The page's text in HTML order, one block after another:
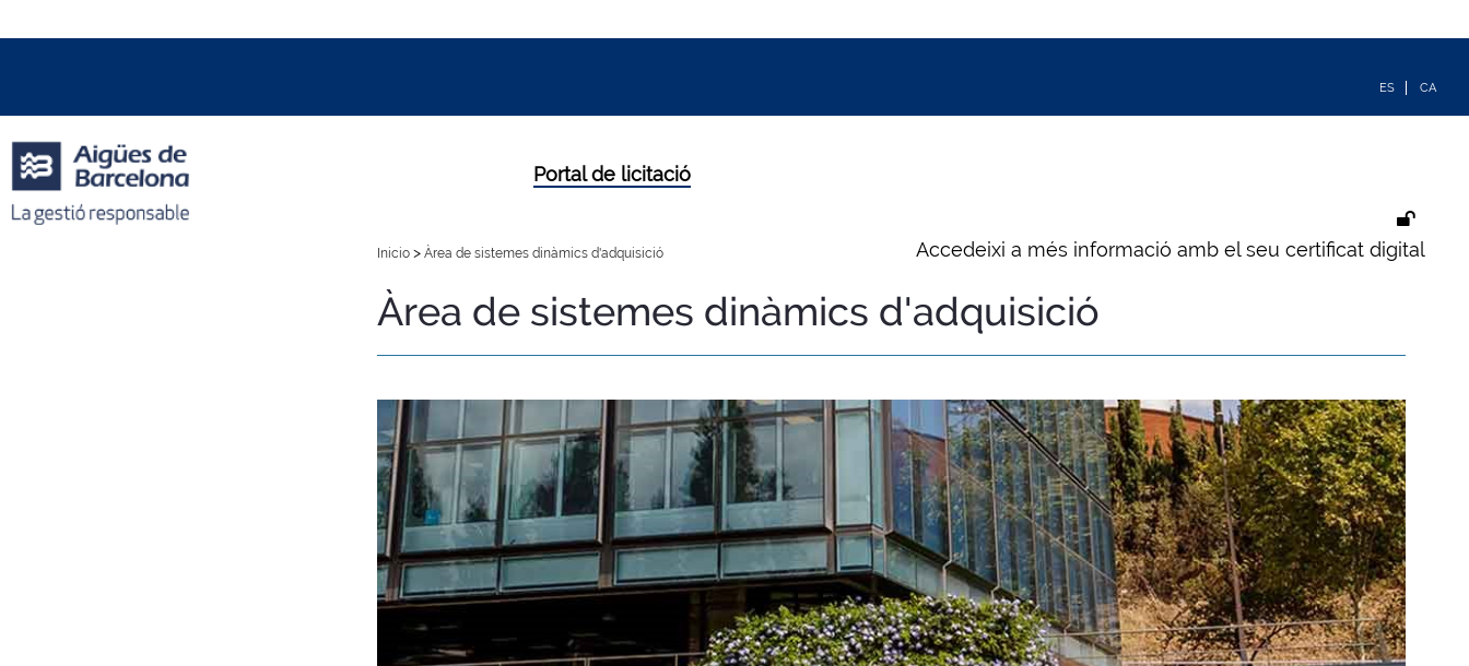
Portal de licitació
Accedeixi a més informació amb el seu certificat digital
Inicio > Àrea de sistemes dinàmics d'adquisició
Àrea de sistemes dinàmics d'adquisició